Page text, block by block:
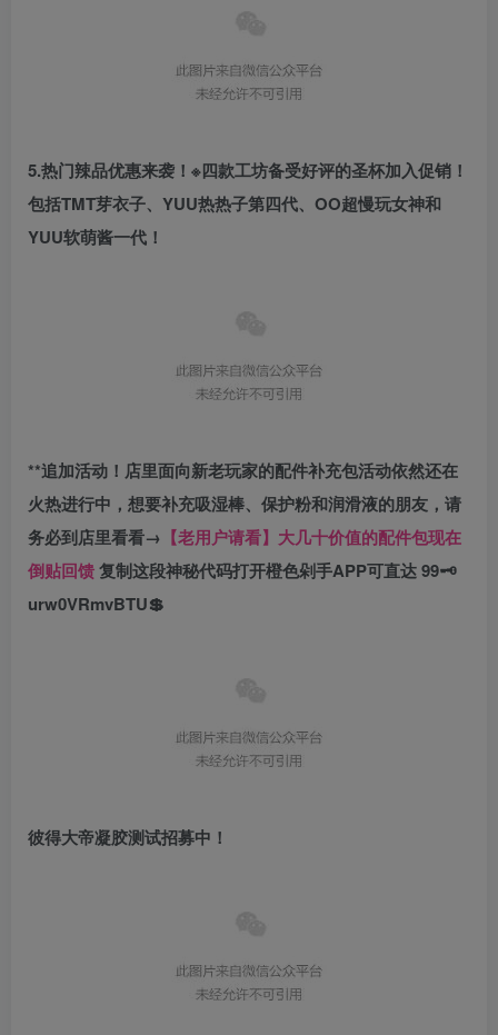
5.热门辣品优惠来袭！ ※四款工坊备受好评的圣杯加入促销！
包括TMT芽衣子、YUU热热子第四代、OO超慢玩女神和
YUU软萌酱一代！
**追加活动！ 店里面向新老玩家的配件补充包活动依然还在
火热进行中，想要补充吸湿棒、保护粉和润滑液的朋友，请
务必到店里看看→ 【老用户请看】大几十价值的配件包现在
倒贴回馈复制这段神秘代码打开橙色剁手APP可直达99🗝
urw0VRmvBTU💲
彼得大帝凝胶测试招募中！